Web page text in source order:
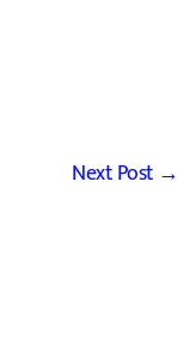
Next Post →